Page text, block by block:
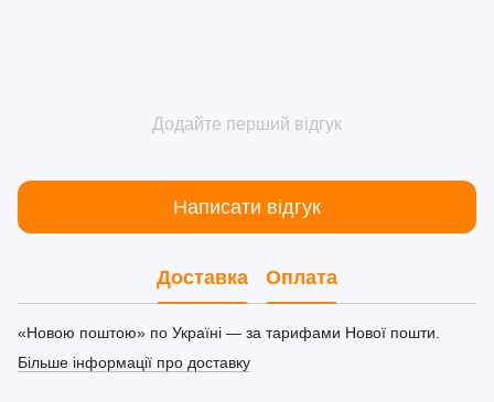
Додайте перший відгук
Написати відгук
Доставка Оплата
«Новою поштою» по Україні — за тарифами Нової пошти.
Більше інформації про доставку